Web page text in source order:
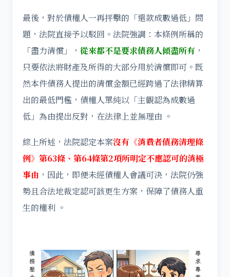
最後，對於債權人一再抨擊的「還款成數過低」問
題，法院直接予以駁回。法院強調：本條例所稱的
「盡力清償」， 從來都不是要求債務人傾盡所有 ，
只要依法將財產及所得的大部分用於清償即可。既
然本件債務人提出的清償金額已經跨過了法律精算
出的最低門檻，債權人單純以「主觀認為成數過
低」為由提出反對，在法律上並無理由 。
綜上所述，法院認定本案沒有《消費者債務清理條
例》第63條、第64條第2項所明定不應認可的消極
事由 ，因此，即便未經債權人會議可決，法院仍強
勢且合法地裁定認可該更生方案，保障了債務人重
生的權利 。